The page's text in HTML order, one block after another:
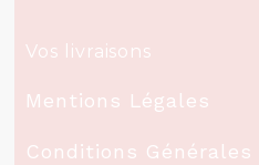
Vos livraisons
Mentions Légales
Conditions Générales